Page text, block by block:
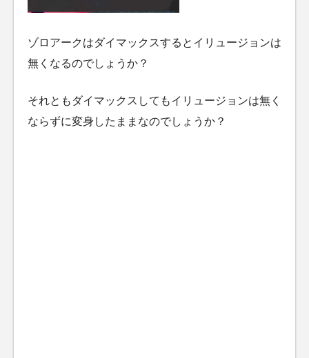
ゾロアークはダイマックスするとイリュージョンは
無くなるのでしょうか？
それともダイマックスしてもイリュージョンは無く
ならずに変身したままなのでしょうか？